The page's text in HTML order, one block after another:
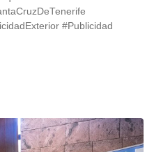
#Publicidad